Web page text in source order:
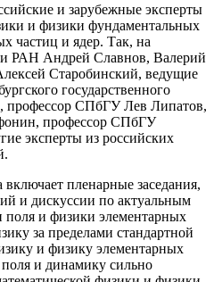
и зарубежные эксперты
и физики фундаментальных
частиц и ядер. Так, на
РАН Андрей Славнов, Валерий
Старобинский, ведущие
государственного
профессор СПбГУ Лев Липатов,
профессор СПбГУ
эксперты из российских
пленарные заседания,
и дискуссии по актуальным
поля и физики элементарных
за пределами стандартной
и физику элементарных
и динамику сильно